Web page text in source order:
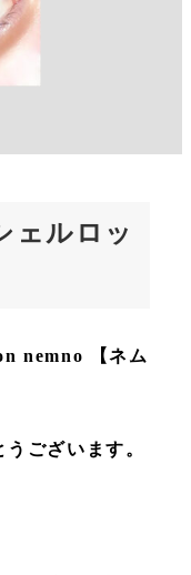
ェルロッ
nemno 【ネム
ございます。